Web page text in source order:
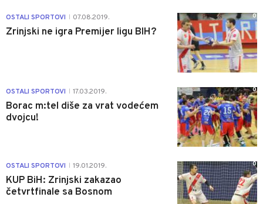
OSTALI SPORTOVI 07.08.2019.
Zrinjski ne igra Premijer ligu BIH?
0
OSTALI SPORTOVI 17.03.2019.
Borac m:tel diše za vrat vodećem
dvojcu!
0
OSTALI SPORTOVI 19.01.2019.
KUP BiH: Zrinjski zakazao
četvrtfinale sa Bosnom
0